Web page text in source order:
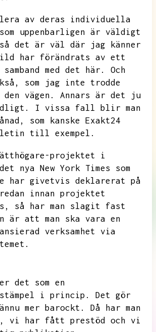
av deras individuella
uppenbarligen är väldigt
så det är väl där jag känner
har förändrats av ett
med det här.
Och
som jag inte trodde
vägen.
Annars är det ju
I vissa fall blir man
som kanske Exakt24
till exempel.
projektet i
det nya New York Times som
har givetvis deklarerat på
redan innan projektet
så har man slagit fast
är att man ska vara en
verksamhet via
det som en
i princip.
Det gör
mer barockt.
Då har man
vi har fått prestöd och vi